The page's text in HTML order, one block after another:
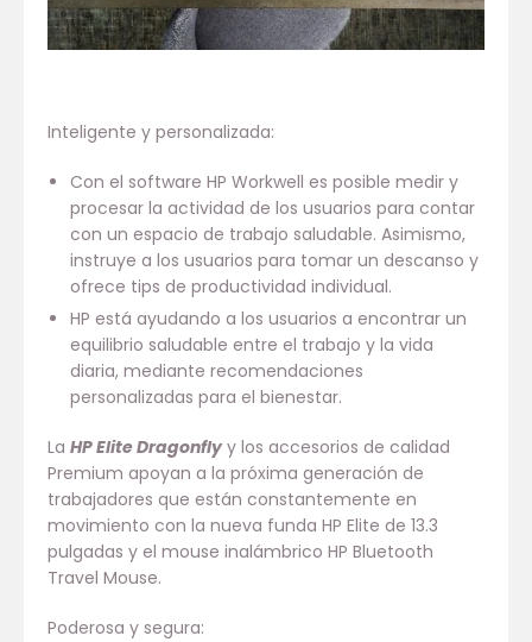
Inteligente y personalizada:
Con el software HP Workwell es posible medir y
procesar la actividad de los usuarios para contar
con un espacio de trabajo saludable. Asimismo,
instruye a los usuarios para tomar un descanso y
ofrece tips de productividad individual.
HP está ayudando a los usuarios a encontrar un
equilibrio saludable entre el trabajo y la vida
diaria, mediante recomendaciones
personalizadas para el bienestar.
La HP Elite Dragonflyy los accesorios de calidad
Premium apoyan a la próxima generación de
trabajadores que están constantemente en
movimiento con la nueva funda HP Elite de 13.3
pulgadas y el mouse inalámbrico HP Bluetooth
Travel Mouse.
Poderosa y segura: